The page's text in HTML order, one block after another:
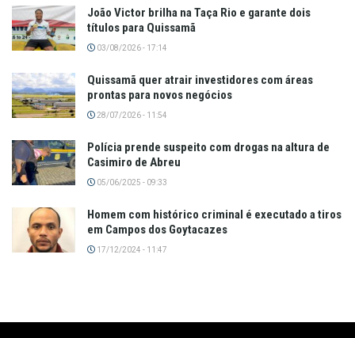
João Victor brilha na Taça Rio e garante dois
títulos para Quissamã
03/08/2026 - 17:14
Quissamã quer atrair investidores com áreas
prontas para novos negócios
28/07/2026 - 11:54
Polícia prende suspeito com drogas na altura de
Casimiro de Abreu
05/06/2025 - 09:33
Homem com histórico criminal é executado a tiros
em Campos dos Goytacazes
17/12/2024 - 11:47